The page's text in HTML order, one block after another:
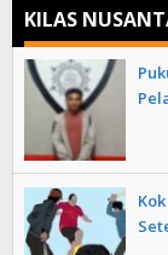
KILAS